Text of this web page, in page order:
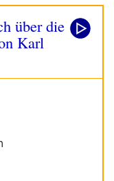
über die
Karl